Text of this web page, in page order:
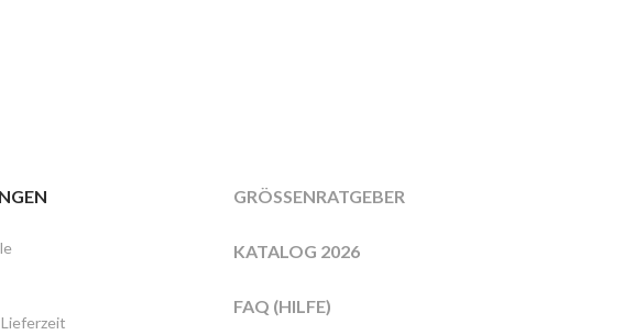
GRÖSSENRATGEBER
KATALOG 2026
FAQ (HILFE)